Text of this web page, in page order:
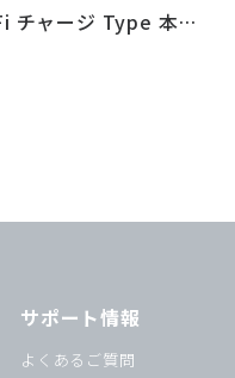
チャージ Type 本
テリーレス
サポート情報
よくあるご質問